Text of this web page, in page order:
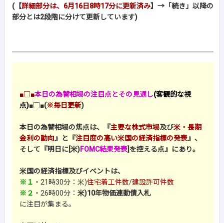
(【詳細部分は、6月16日8時17分に更新済み】→「続き」以降の
部分とは2段階に分けて更新しています)
■□■本日の為替相場の注目点とその見通し(客観的な視
点)■□■(※毎日更新)
本日の為替相場の焦点は、『主要な株式市場及び米・長期
金利の動向』と『注目度の高い米国の経済指標の発表』、
そして『明日に[米)FOMC結果発表]を控える点』にあり。
米国の経済指標及びイベントは、
※１ ・21時30分： 米)住宅着工件数/建設許可件数
※２ ・26時00分： 米)10年物価連動債入札
に注目が集まる。